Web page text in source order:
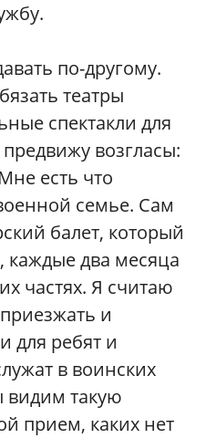
по-другому.
театры
спектакли для
возгласы:
есть что
семье. Сам
балет, который
каждые два месяца
частях. Я считаю
и
для ребят и
в воинских
видим такую
прием, каких нет